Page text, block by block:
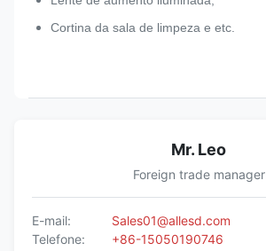
Cortina da sala de limpeza e etc.
Mr. Leo
Foreign trade manager
E-mail:
Sales01@allesd.com
Telefone:
+86-15050190746